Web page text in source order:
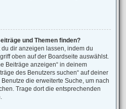
und Themen finden?
dir anzeigen lassen, indem du
oben auf der Boardseite auswählst.
Beiträge anzeigen“ in deinem
des Benutzers suchen“ auf deiner
die erweiterte Suche, um nach
Trage dort die entsprechenden